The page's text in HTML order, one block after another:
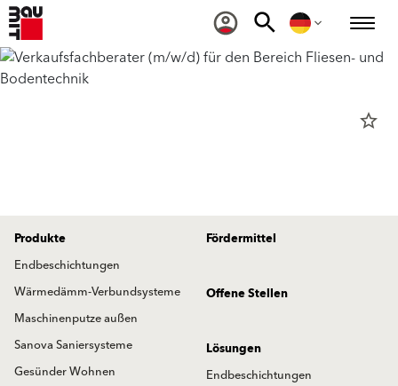
star_border
Produkte
Endbeschichtungen
Wärmedämm-Verbundsysteme
Maschinenputze außen
Sanova Saniersysteme
Gesünder Wohnen
Fördermittel
Offene Stellen
Lösungen
Endbeschichtungen